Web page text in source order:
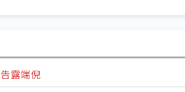
露端倪